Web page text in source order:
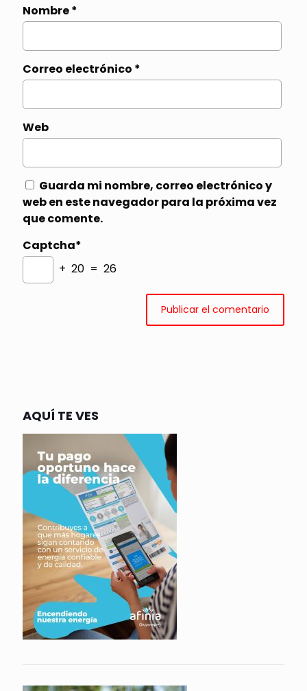
Nombre*
Correo electrónico *
Web
Guarda mi nombre, correo electrónico y
web en este navegador para la próxima vez
que comente.
Captcha*
+ 20 = 26
AQUÍ TE VES